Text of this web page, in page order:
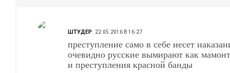
ШТУДЕР 22.05.2016 В 16:27
преступление само в себе несет наказание так что все
очевидно русские вымирают как мамонты за богоборчество
и преступления красной банды